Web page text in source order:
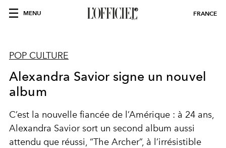
MENU FRANCE
POP CULTURE
Alexandra Savior signe un nouvel
album
C’est la nouvelle fiancée de l’Amérique : à 24 ans,
Alexandra Savior sort un second album aussi
attendu que réussi, “The Archer”, à l’irrésistible